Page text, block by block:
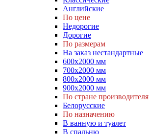
Английские
По цене
Недорогие
Дорогие
По размерам
На заказ нестандартные
600х2000 мм
700х2000 мм
800х2000 мм
900х2000 мм
По стране производителя
Белорусские
По назначению
В ванную и туалет
В спальню